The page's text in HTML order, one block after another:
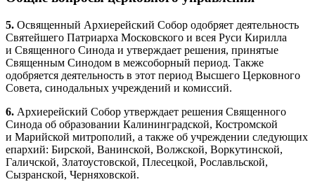
5. Освященный Архиерейский Собор одобряет деятельность
Святейшего Патриарха Московского и всея Руси Кирилла
и Священного Синода и утверждает решения, принятые
Священным Синодом в межсоборный период. Также
одобряется деятельность в этот период Высшего Церковного
Совета, синодальных учреждений и комиссий.
6. Архиерейский Собор утверждает решения Священного
Синода об образовании Калининградской, Костромской
и Марийской митрополий, а также об учреждении следующих
епархий: Бирской, Ванинской, Волжской, Воркутинской,
Галичской, Златоустовской, Плесецкой, Рославльской,
Сызранской, Черняховской.